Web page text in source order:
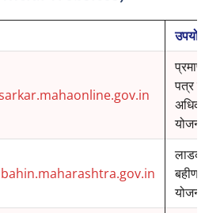
उपयोग
प्रमाण
पत्र व
बहीण
योजना